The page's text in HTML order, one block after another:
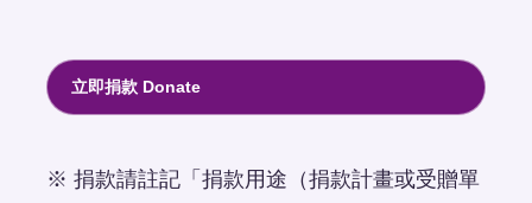
立即捐款 Donate
※ 捐款請註記「捐款用途（捐款計畫或受贈單